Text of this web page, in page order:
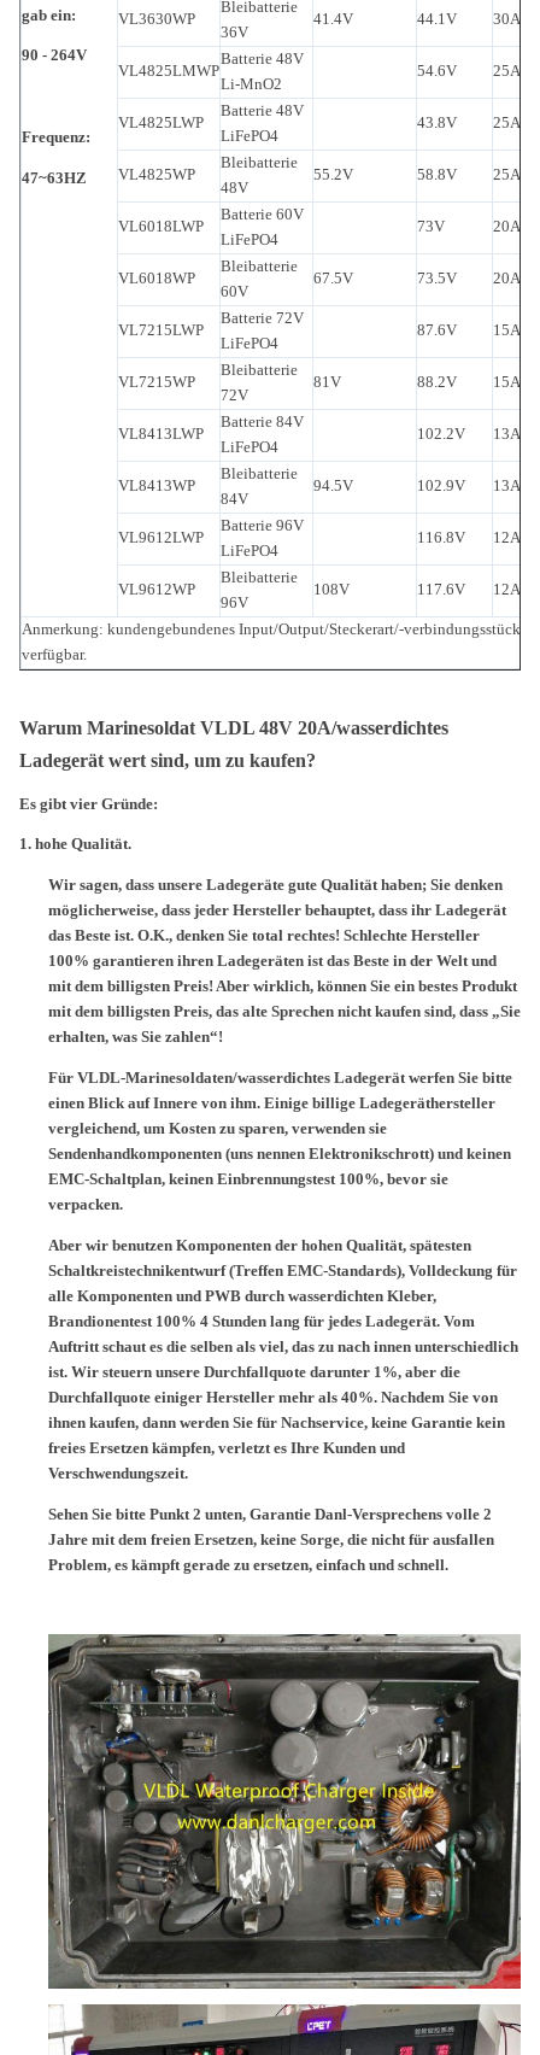
gab ein:
90 - 264V
Frequenz:
47~63HZ
VL3630WP
Bleibatterie
36V
41.4V 44.1V 30A
VL4825LMWP
Batterie 48V
Li-MnO2
54.6V 25A
VL4825LWP
Batterie 48V
LiFePO4
43.8V 25A
VL4825WP
Bleibatterie
48V
55.2V 58.8V 25A
VL6018LWP
Batterie 60V
LiFePO4
73V 20A
VL6018WP
Bleibatterie
60V
67.5V 73.5V 20A
VL7215LWP
Batterie 72V
LiFePO4
87.6V 15A
VL7215WP
Bleibatterie
72V
81V 88.2V 15A
VL8413LWP
Batterie 84V
LiFePO4
102.2V 13A
VL8413WP
Bleibatterie
84V
94.5V 102.9V 13A
VL9612LWP
Batterie 96V
LiFePO4
116.8V 12A
VL9612WP
Bleibatterie
96V
108V 117.6V 12A
Anmerkung: kundengebundenes Input/Output/Steckerart/-verbindungsstücke
verfügbar.
Warum Marinesoldat VLDL 48V 20A/wasserdichtes
Ladegerät wert sind, um zu kaufen?
Es gibt vier Gründe:
1. hohe Qualität.
Wir sagen, dass unsere Ladegeräte gute Qualität haben; Sie denken
möglicherweise, dass jeder Hersteller behauptet, dass ihr Ladegerät
das Beste ist. O.K., denken Sie total rechtes! Schlechte Hersteller
100% garantieren ihren Ladegeräten ist das Beste in der Welt und
mit dem billigsten Preis! Aber wirklich, können Sie ein bestes Produkt
mit dem billigsten Preis, das alte Sprechen nicht kaufen sind, dass „Sie
erhalten, was Sie zahlen“!
Für VLDL-Marinesoldaten/wasserdichtes Ladegerät werfen Sie bitte
einen Blick auf Innere von ihm. Einige billige Ladegeräthersteller
vergleichend, um Kosten zu sparen, verwenden sie
Sendenhandkomponenten (uns nennen Elektronikschrott) und keinen
EMC-Schaltplan, keinen Einbrennungstest 100%, bevor sie
verpacken.
Aber wir benutzen Komponenten der hohen Qualität, spätesten
Schaltkreistechnikentwurf (Treffen EMC-Standards), Volldeckung für
alle Komponenten und PWB durch wasserdichten Kleber,
Brandionentest 100% 4 Stunden lang für jedes Ladegerät. Vom
Auftritt schaut es die selben als viel, das zu nach innen unterschiedlich
ist. Wir steuern unsere Durchfallquote darunter 1%, aber die
Durchfallquote einiger Hersteller mehr als 40%. Nachdem Sie von
ihnen kaufen, dann werden Sie für Nachservice, keine Garantie kein
freies Ersetzen kämpfen, verletzt es Ihre Kunden und
Verschwendungszeit.
Sehen Sie bitte Punkt 2 unten, Garantie Danl-Versprechens volle 2
Jahre mit dem freien Ersetzen, keine Sorge, die nicht für ausfallen
Problem, es kämpft gerade zu ersetzen, einfach und schnell.